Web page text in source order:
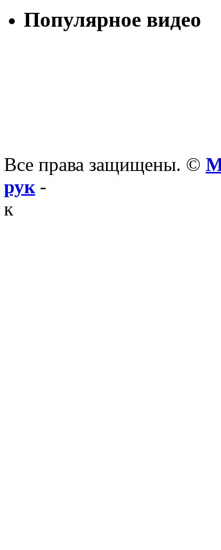
Популярное видео
Все права защищены. ©
рук-
к